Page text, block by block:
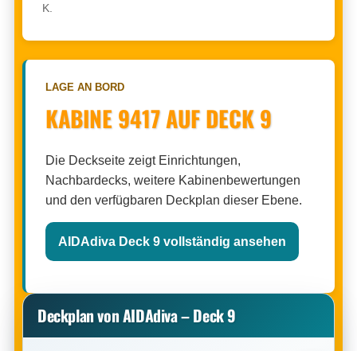
K.
LAGE AN BORD
KABINE 9417 AUF DECK 9
Die Deckseite zeigt Einrichtungen,
Nachbardecks, weitere Kabinenbewertungen
und den verfügbaren Deckplan dieser Ebene.
AIDAdiva Deck 9 vollständig ansehen
Deckplan von AIDAdiva – Deck 9